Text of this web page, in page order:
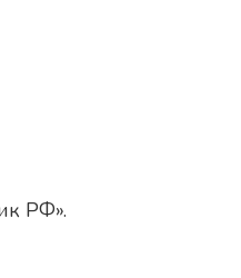
РФ».